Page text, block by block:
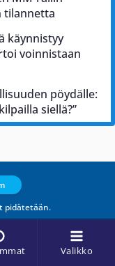
Valikko
tilannetta
käynnistyy
voinnistaan
pöydälle:
siellä?”
pidätetään.